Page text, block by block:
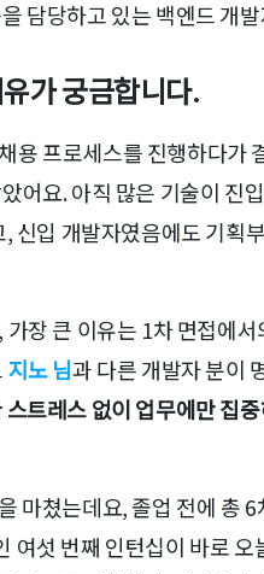
담당하고 있는 백엔드 개
가 궁금합니다.
프로세스를 진행하다가
어요. 아직 많은 기술이 진
입 개발자였음에도 기획
장 큰 이유는 1차 면접에
지노 님과 다른 개발자 분이
트레스 없이 업무에만 집
쳤는데요, 졸업 전에 총 6
섯 번째 인턴십이 바로 오